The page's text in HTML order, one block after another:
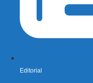
Editorial